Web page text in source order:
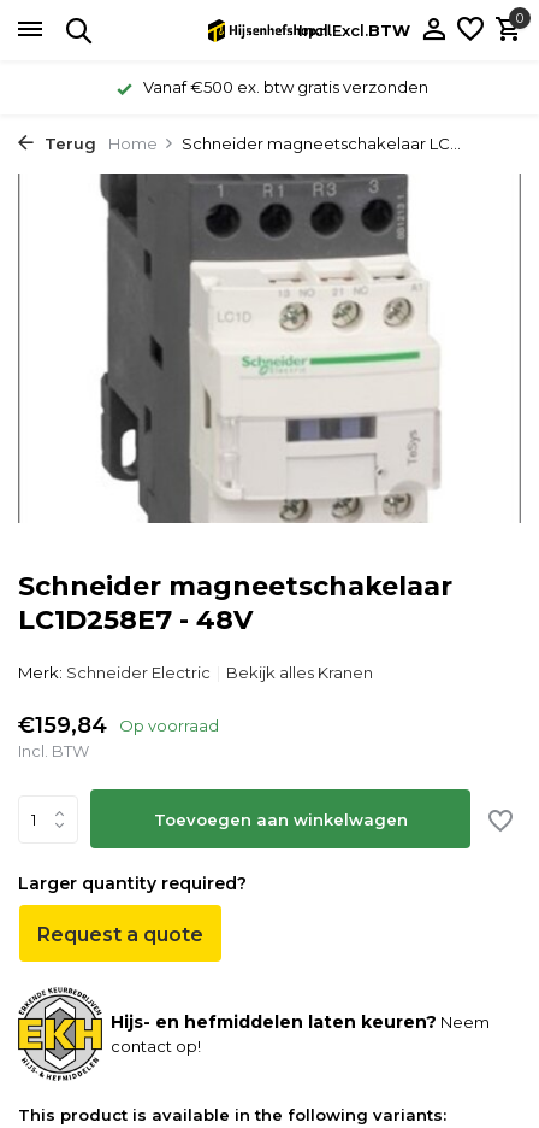
Incl.Excl.BTW
0
Vanaf €500 ex. btw gratis verzonden
Terug Home Schneider magneetschakelaar LC...
Schneider magneetschakelaar
LC1D258E7 - 48V
Merk: Schneider Electric Bekijk alles Kranen
€159,84
Op voorraad
Incl. BTW
Toevoegen aan winkelwagen
Larger quantity required?
Request a quote
Hijs- en hefmiddelen laten keuren? Neem
contact op!
This product is available in the following variants: